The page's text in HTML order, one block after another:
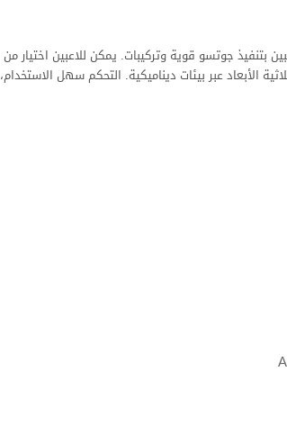
بتنفيذ جوتسو قوية وتركيبات. يمكن للاعبين اختيار من
الأبعاد عبر بيئات ديناميكية. التحكم سهل الاستخدام،